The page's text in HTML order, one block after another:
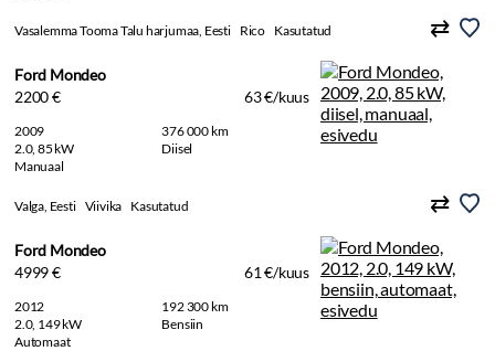
Vasalemma Tooma Talu harjumaa, Eesti Rico Kasutatud
Ford Mondeo
2200 €
63 €/kuus
2009
376 000 km
2.0, 85 kW
Diisel
Manuaal
Valga, Eesti Viivika Kasutatud
Ford Mondeo
4999 €
61 €/kuus
2012
192 300 km
2.0, 149 kW
Bensiin
Automaat